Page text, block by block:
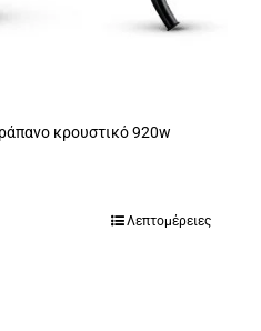
κρουστικό 920w
Λεπτομέρειες